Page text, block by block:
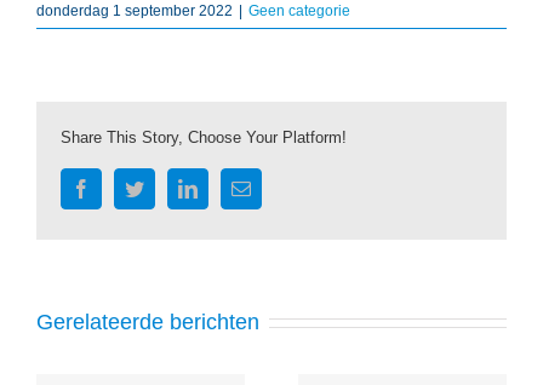
donderdag 1 september 2022 | Geen categorie
Share This Story, Choose Your Platform!
FacebookTwitterLinkedIn
E-
mail
Gerelateerde berichten